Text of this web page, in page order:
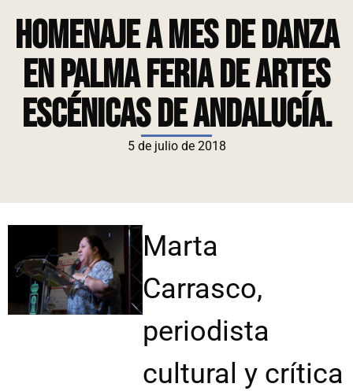
Homenaje a Mes de Danza
en PALMA Feria de Artes
Escénicas de Andalucía.
5 de julio de 2018
Marta
Carrasco,
periodista
cultural y crítica